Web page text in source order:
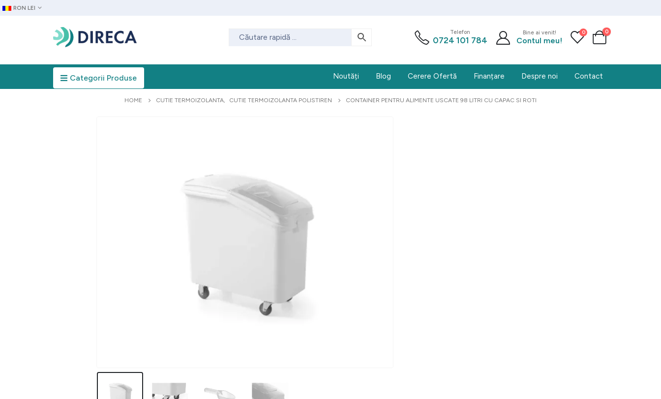
RON LEI
Telefon
0724 101 784
Bine ai venit!
Contul meu!
0 0
Categorii Produse Noutăți Blog Cerere Ofertă Finanțare Despre noi Contact
HOME CUTIE TERMOIZOLANTA, CUTIE TERMOIZOLANTA POLISTIREN CONTAINER PENTRU ALIMENTE USCATE 98 LITRI CU CAPAC SI ROTI